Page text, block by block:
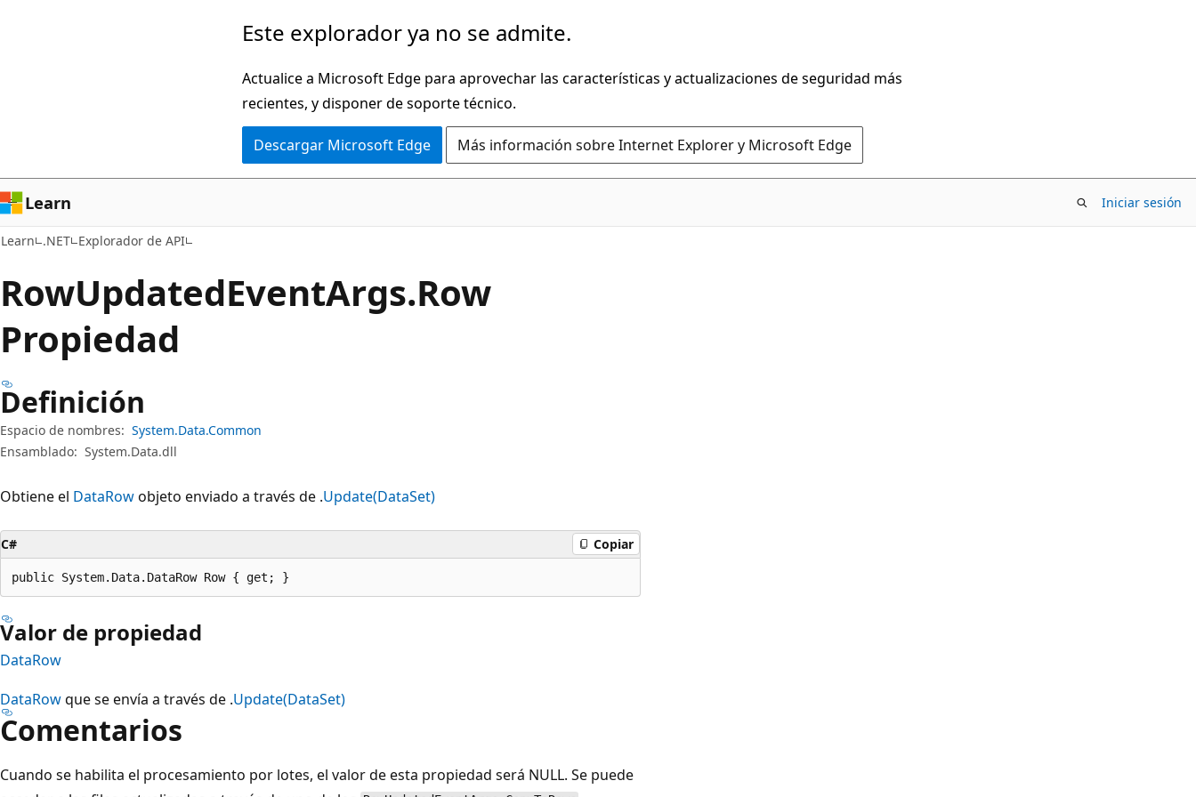
página
Este explorador ya no se admite.
Actualice a Microsoft Edge para aprovechar las características y actualizaciones de seguridad más
recientes, y disponer de soporte técnico.
Descargar Microsoft Edge Más información sobre Internet Explorer y Microsoft Edge
Learn Iniciar sesión
Learn .NET Explorador de API
RowUpdatedEventArgs.Row
Propiedad
Definición
Espacio de nombres: System.Data.Common
Ensamblado: System.Data.dll
Obtiene el DataRowobjeto enviado a través de .Update(DataSet)
C# Copiar
public System.Data.DataRow Row { get; }
Valor de propiedad
DataRow
DataRowque se envía a través de .Update(DataSet)
Comentarios
Cuando se habilita el procesamiento por lotes, el valor de esta propiedad será NULL. Se puede